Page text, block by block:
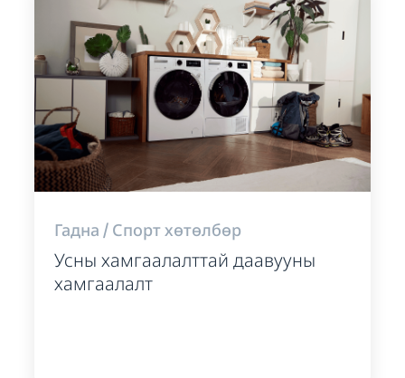
Гадна / Спорт хөтөлбөр
Усны хамгаалалттай даавууны
хамгаалалт